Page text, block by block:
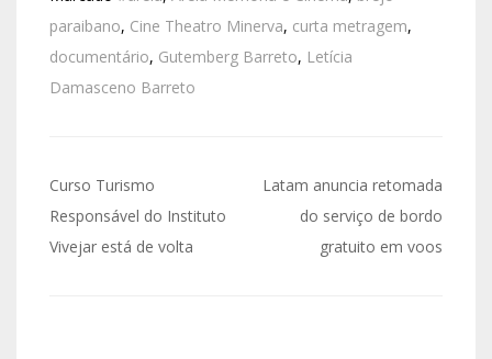
paraibano, Cine Theatro Minerva, curta metragem,
documentário, Gutemberg Barreto, Letícia
Damasceno Barreto
Curso Turismo
Responsável do Instituto
Vivejar está de volta
Latam anuncia retomada
do serviço de bordo
gratuito em voos